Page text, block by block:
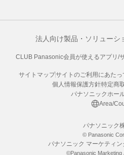
法人向け製品・ソリューシ
CLUB Panasonic会員が使えるアプリ/
サイトマップサイトのご利用にあたっ
個人情報保護方針特定商
パナソニックホー
Area/
パナソニック
© Panasonic
パナソニック マーケティ
©Panasonic Marketing